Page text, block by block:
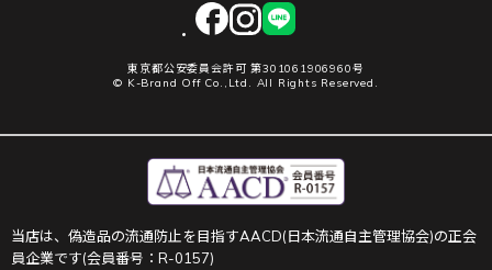
facebookinstagram
LINE
東京都公安委員会許可 第301061906960号
© K-Brand Off Co.,Ltd. All Rights Reserved.
当店は、偽造品の流通防止を目指すAACD(日本流通自主管理協会)の正会
員企業です(会員番号：R-0157)